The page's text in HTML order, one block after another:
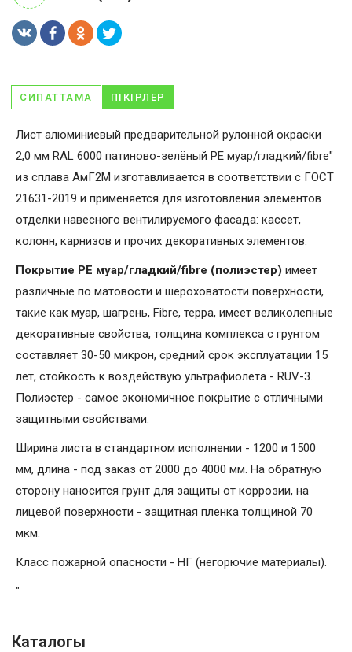
СИПАТТАМА ПІКІРЛЕР
Лист алюминиевый предварительной рулонной окраски
2,0 мм RAL 6000 патиново-зелёный PE муар/гладкий/fibre"
из сплава АмГ2М изготавливается в соответствии с ГОСТ
21631-2019 и применяется для изготовления элементов
отделки навесного вентилируемого фасада: кассет,
колонн, карнизов и прочих декоративных элементов.
Покрытие PE муар/гладкий/fibre (полиэстер) имеет
различные по матовости и шероховатости поверхности,
такие как муар, шагрень, Fibrе, терра, имеет великолепные
декоративные свойства, толщина комплекса с грунтом
составляет 30-50 микрон, средний срок эксплуатации 15
лет, стойкость к воздействую ультрафиолета - RUV-3.
Полиэстер - самое экономичное покрытие с отличными
защитными свойствами.
Ширина листа в стандартном исполнении - 1200 и 1500
мм, длина - под заказ от 2000 до 4000 мм. На обратную
сторону наносится грунт для защиты от коррозии, на
лицевой поверхности - защитная пленка толщиной 70
мкм.
Класс пожарной опасности - НГ (негорючие материалы).
"
Каталогы